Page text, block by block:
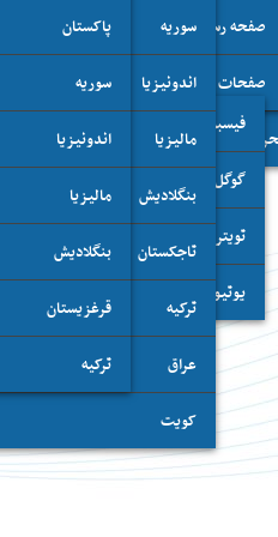
محل فعالیت
تبنی (گزینش)
برخی تبنایت
صفحه رسمی امیر حزب
صفحات ارتباطی (اجتماعی)
فیسبوک
گوگل پلس
تویتر
یوتیوب
سوریه
اندونیزیا
مالیزیا
بنگلادیش
تاجکستان
ترکیه
عراق
کویت
پاکستان
سوریه
اندونیزیا
مالیزیا
بنگلادیش
قرغزیستان
ترکیه
تلویزیون الواقیه: برنامه
مهمان
عضو
شنبه, ۲۱ جمادی الآخر ۱۴۴۱ه مطابق ۱۵ فبروری ۲۰۲۰م